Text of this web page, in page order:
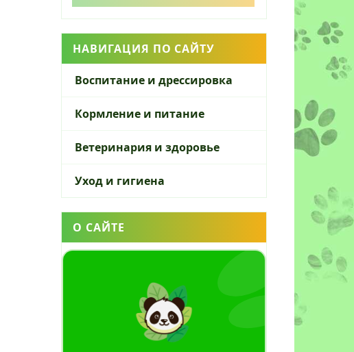
НАВИГАЦИЯ ПО САЙТУ
Воспитание и дрессировка
Кормление и питание
Ветеринария и здоровье
Уход и гигиена
О САЙТЕ